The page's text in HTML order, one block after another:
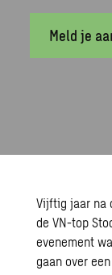
Meld je
Vijftig jaar na
de VN-top
evenement
gaan over